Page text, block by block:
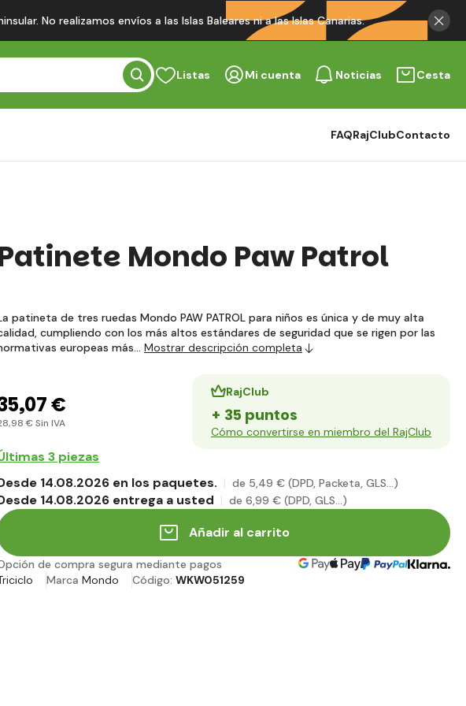
No realizamos envíos a las Islas Baleares ni a las Islas Canarias.
Listas Mi cuenta Noticias Cesta
FAQRajClubContacto
Mondo Paw Patrol
patineta de tres ruedas Mondo PAW PATROL para niños es única y de muy alta
cumpliendo con los más altos estándares de seguridad que se rigen por las
europeas más… Mostrar descripción completa
,07 €
,98 € Sin IVA
RajClub
+ 35 puntos
Cómo convertirse en miembro del RajClub
3 piezas
14.08.2026 en los paquetes.
de 5,49 € (DPD, Packeta, GLS...)
14.08.2026 entrega a usted de 6,99 € (DPD, GLS...)
Añadir al carrito
de compra segura mediante pagos
Marca Mondo Código: WKW051259